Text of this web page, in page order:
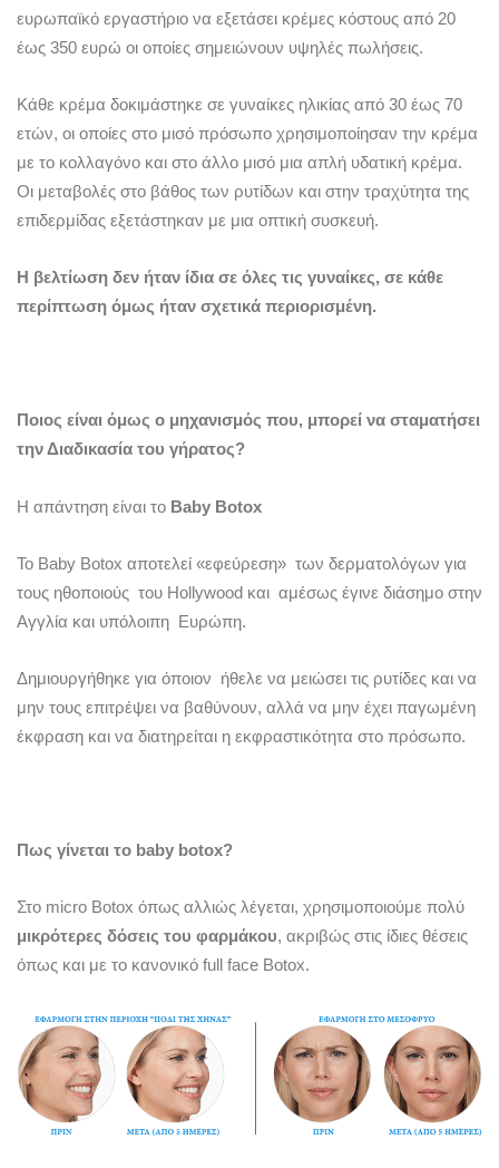
ευρωπαϊκό εργαστήριο να εξετάσει κρέμες κόστους από 20
έως 350 ευρώ οι οποίες σημειώνουν υψηλές πωλήσεις.
Κάθε κρέμα δοκιμάστηκε σε γυναίκες ηλικίας από 30 έως 70
ετών, οι οποίες στο μισό πρόσωπο χρησιμοποίησαν την κρέμα
με το κολλαγόνο και στο άλλο μισό μια απλή υδατική κρέμα.
Οι μεταβολές στο βάθος των ρυτίδων και στην τραχύτητα της
επιδερμίδας εξετάστηκαν με μια οπτική συσκευή.
Η βελτίωση δεν ήταν ίδια σε όλες τις γυναίκες, σε κάθε
περίπτωση όμως ήταν σχετικά περιορισμένη.
Ποιος είναι όμως ο μηχανισμός που, μπορεί να σταματήσει
την Διαδικασία του γήρατος?
Η απάντηση είναι το Baby Botox
Το Baby Botox αποτελεί «εφεύρεση» των δερματολόγων για
τους ηθοποιούς του Hollywood και αμέσως έγινε διάσημο στην
Αγγλία και υπόλοιπη Ευρώπη.
Δημιουργήθηκε για όποιον ήθελε να μειώσει τις ρυτίδες και να
μην τους επιτρέψει να βαθύνουν, αλλά να μην έχει παγωμένη
έκφραση και να διατηρείται η εκφραστικότητα στο πρόσωπο.
Πως γίνεται το baby botox?
Στο micro Botox όπως αλλιώς λέγεται, χρησιμοποιούμε πολύ
μικρότερες δόσεις του φαρμάκου, ακριβώς στις ίδιες θέσεις
όπως και με το κανονικό full face Botox.